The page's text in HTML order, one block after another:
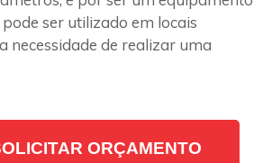
ser utilizado em locais
necessidade de realizar uma
ORÇAMENTO